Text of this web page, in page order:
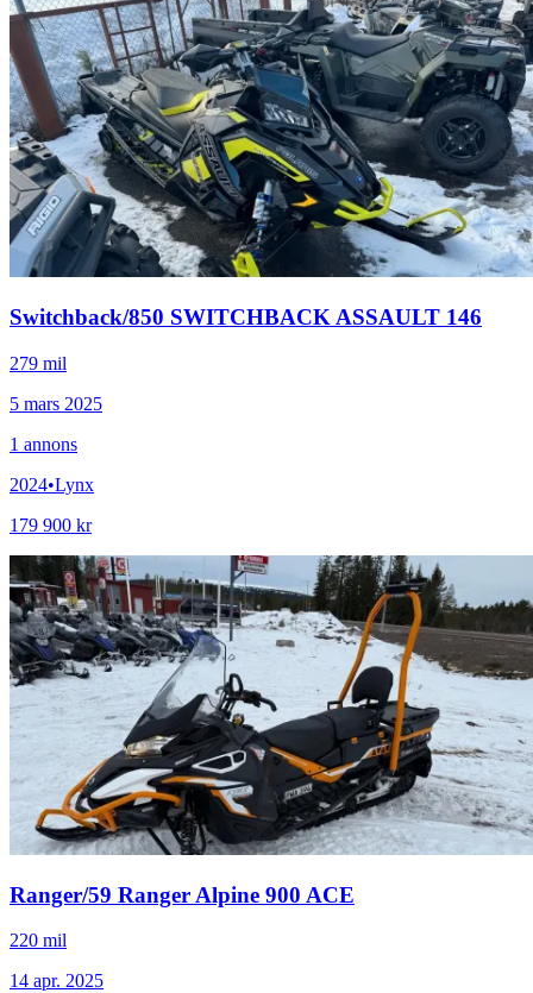
Switchback/850 SWITCHBACK ASSAULT 146
279 mil
5 mars 2025
1 annons
2024•Lynx
179 900 kr
Ranger/59 Ranger Alpine 900 ACE
220 mil
14 apr. 2025